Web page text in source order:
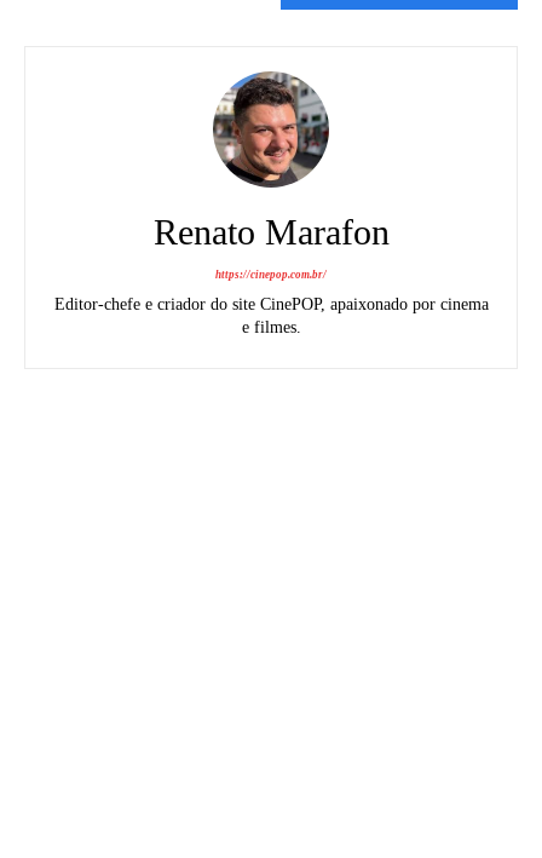
Renato Marafon
https://cinepop.com.br/
Editor-chefe e criador do site CinePOP, apaixonado por cinema
e filmes.